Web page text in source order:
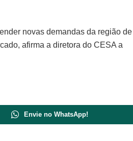
novas demandas da região de
afirma a diretora do CESA a
Envie no WhatsApp!